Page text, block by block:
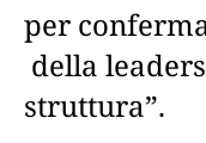
per
della
struttura”.